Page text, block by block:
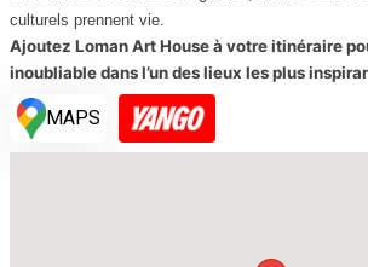
culturels prennent vie.
Ajoutez Loman Art House à votre itinéraire
inoubliable dans l’un des lieux les plus
MAPS